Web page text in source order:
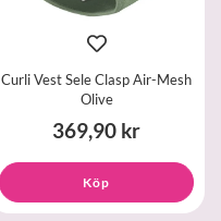
Curli Vest Sele Clasp Air-Mesh
Olive
369,90 kr
Köp